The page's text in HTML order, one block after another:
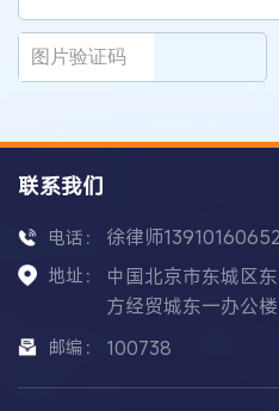
联系我们
电话： 徐律师13910160652
地址：
中国北京市东城区
方经贸城东一办公
邮编： 100738